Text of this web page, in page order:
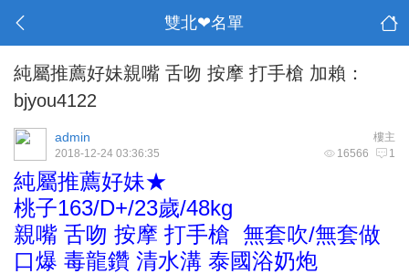
雙北❤名單
純屬推薦好妹親嘴 舌吻 按摩 打手槍 加賴：
bjyou4122
樓主
admin
16566 1
2018-12-24 03:36:35
純屬推薦好妹★
桃子163/D+/23歲/48kg
親嘴 舌吻 按摩 打手槍 無套吹/無套做
口爆 毒龍鑽 清水溝 泰國浴奶炮